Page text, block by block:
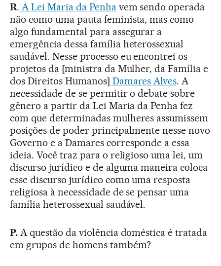
R. A Lei Maria da Penhavem sendo operada
não como uma pauta feminista, mas como
algo fundamental para assegurar a
emergência dessa família heterossexual
saudável. Nesse processo eu encontrei os
projetos da [ministra da Mulher, da Família e
dos Direitos Humanos] Damares Alves. A
necessidade de se permitir o debate sobre
gênero a partir da Lei Maria da Penha fez
com que determinadas mulheres assumissem
posições de poder principalmente nesse novo
Governo e a Damares corresponde a essa
ideia. Você traz para o religioso uma lei, um
discurso jurídico e de alguma maneira coloca
esse discurso jurídico como uma resposta
religiosa à necessidade de se pensar uma
família heterossexual saudável.
P.A questão da violência doméstica é tratada
em grupos de homens também?